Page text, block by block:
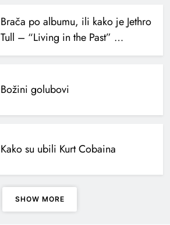
Brača po albumu, ili kako je Jethro
Tull – “Living in the Past” …
Božini golubovi
Kako su ubili Kurt Cobaina
SHOW MORE